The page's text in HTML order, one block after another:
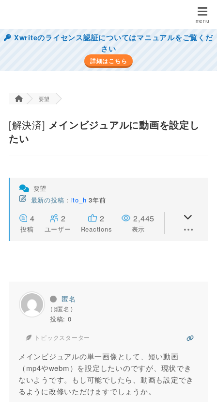
Xwriteのライセンス認証についてはマニュアルをご覧くだ
さい
詳細はこちら
要望
[解決済] メインビジュアルに動画を設定し
たい
要望
最新の投稿 : ito_h 3年前
4
投稿
2
ユーザー
2
Reactions
2,445
表示
匿名
(@匿名)
投稿: 0
トピックスターター
メインビジュアルの単一画像として、短い動画
（mp4やwebm）を設定したいのですが、現状でき
ないようです。もし可能でしたら、動画も設定でき
るように改修いただけますでしょうか。